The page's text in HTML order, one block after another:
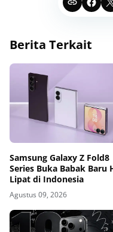
Berita Terkait
Samsung Galaxy Z Fold8
Series Buka Babak Baru
Lipat di Indonesia
Agustus 09, 2026